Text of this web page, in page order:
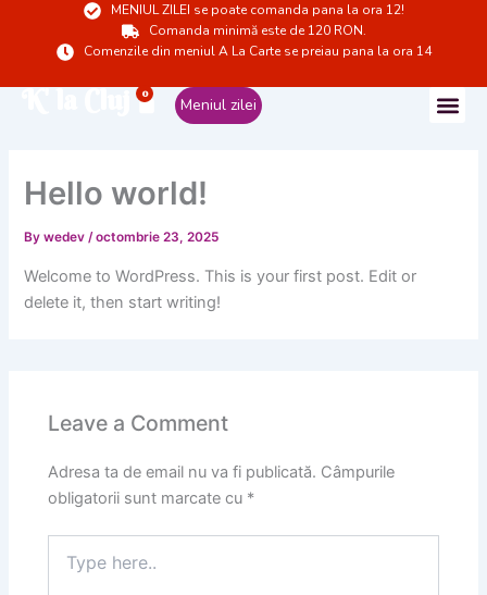
MENIUL ZILEI se poate comanda pana la ora 12!
Comanda minimă este de 120 RON.
Comenzile din meniul A La Carte se preiau pana la ora 14
0
Cart Meniul zilei
Hello world!
Bywedev/octombrie 23, 2025
Welcome to WordPress. This is your first post. Edit or
delete it, then start writing!
Leave a Comment
Adresa ta de email nu va fi publicată. Câmpurile
obligatorii sunt marcate cu *
here..